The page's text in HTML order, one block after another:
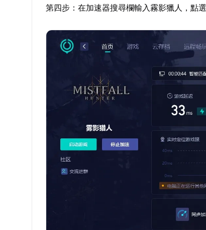
第四步：在加速器搜尋欄輸入霧影獵人，點